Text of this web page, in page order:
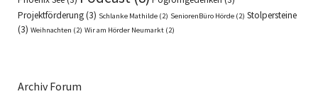
Projektförderung(3) Schlanke Mathilde (2) SeniorenBüro Hörde (2) Stolpersteine
(3) Weihnachten (2) Wir am Hörder Neumarkt (2)
Archiv Forum